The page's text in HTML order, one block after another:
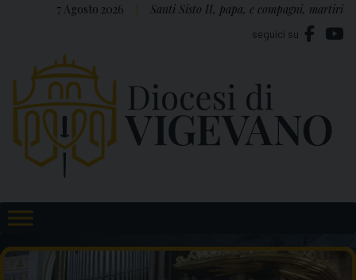
7 Agosto 2026 Santi Sisto II, papa, e compagni, martiri
seguici su